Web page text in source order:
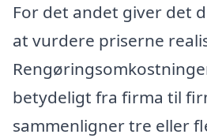
For det andet giver det
at vurdere priserne
betydeligt fra firma til
sammenligner tre eller